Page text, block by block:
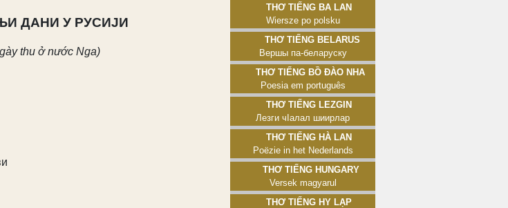
ДАНИ У РУСИЈИ
thu ở nước Nga)
Thơ tiếng Ba Lan
Wiersze po polsku
Thơ tiếng Belarus
Вершы па-беларуску
Thơ tiếng Bồ Đào Nha
Poesia em português
Thơ tiếng Lezgin
Лезги чӀалал шиирлар
Thơ tiếng Hà Lan
Poëzie in het Nederlands
Thơ tiếng Hungary
Versek magyarul
Thơ tiếng Hy Lạp